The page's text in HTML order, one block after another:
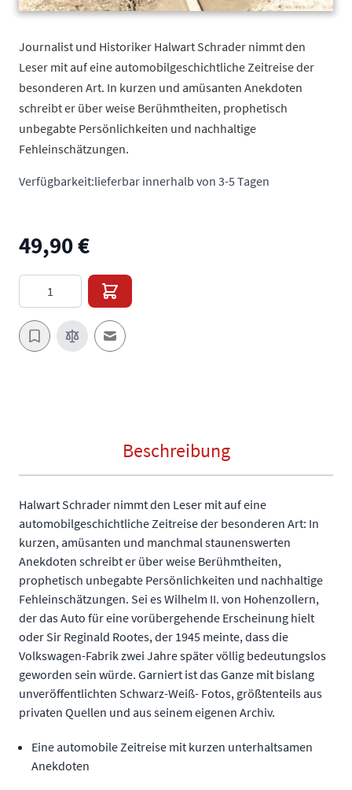
Journalist und Historiker Halwart Schrader nimmt den
Leser mit auf eine automobilgeschichtliche Zeitreise der
besonderen Art. In kurzen und amüsanten Anekdoten
schreibt er über weise Berühmtheiten, prophetisch
unbegabte Persönlichkeiten und nachhaltige
Fehleinschätzungen.
Verfügbarkeit:lieferbar innerhalb von 3-5 Tagen
49,90 €
E-Mail an einen Freund
Beschreibung
Halwart Schrader nimmt den Leser mit auf eine
automobilgeschichtliche Zeitreise der besonderen Art: In
kurzen, amüsanten und manchmal staunenswerten
Anekdoten schreibt er über weise Berühmtheiten,
prophetisch unbegabte Persönlichkeiten und nachhaltige
Fehleinschätzungen. Sei es Wilhelm II. von Hohenzollern,
der das Auto für eine vorübergehende Erscheinung hielt
oder Sir Reginald Rootes, der 1945 meinte, dass die
Volkswagen-Fabrik zwei Jahre später völlig bedeutungslos
geworden sein würde. Garniert ist das Ganze mit bislang
unveröffentlichten Schwarz-Weiß- Fotos, größtenteils aus
privaten Quellen und aus seinem eigenen Archiv.
Eine automobile Zeitreise mit kurzen unterhaltsamen
Anekdoten